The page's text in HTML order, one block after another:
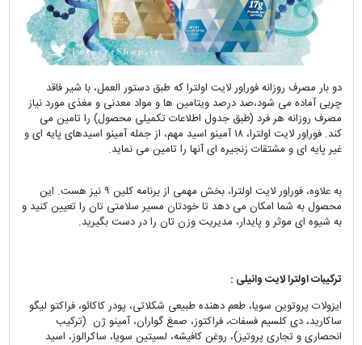
دو بار مصرف روزانه فوراِور لایت اولترا که طبق دستور العمل، با شیر فاقد
چربی آماده می شود،صد درصد ویتامین ها و مواد معدنی و مغذی مورد نیاز
مصرف روزانه هر فرد (طبق جدول اطلاعات تکمیلی محصول) را تامین می
کند. فوراِور لایت اولترا، ۱۸ آمینو اسید مهم، از جمله آمینو اسیدهای پایه ای و
غیر پایه ای و مشتقات زنجیره ای آنها را تامین می نماید.
به علاوه، فوراِور لایت اولترا، بخش مهمی از برنامه کلین ۹ نیز هست. این
محصول به شما امکان می دهد تا خودتان مسیر سلامتی تان را تعیین کنید و
به شیوه ای موثر و پایدار، مدیریت وزن تان را در دست بگیرید.
ترکیبات اولترا لایت وانیلی :
ایزولات پروتوین سویا، طعم دهنده طبیعی شکلاتی، پودر کاکائو، فراکتو لیگو
ساکارید، دی کلسیم فسفات، فراکتوز، صمغ گواران، آمینو ژن (ترکیب
انحصاری و تجاری پروتیز)، روغن کافیشه، لسیتین سویا، ساکرالوز، اسید